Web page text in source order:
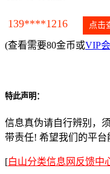
139****1216 点击
(查看需要80金币或VIP
特此声明：
信息真伪请自行辨别，
带责任! 希望我们的平台
[白山分类信息网反馈中